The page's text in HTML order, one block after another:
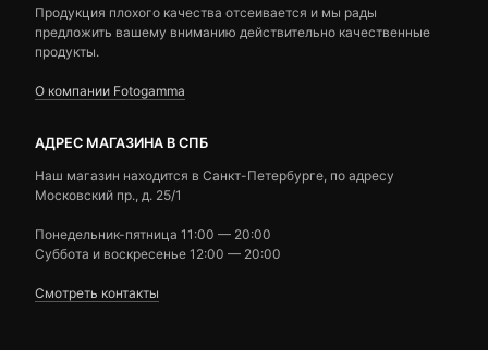
Продукция плохого качества отсеивается и мы рады
предложить вашему вниманию действительно качественные
продукты.
О компании Fotogamma
АДРЕС МАГАЗИНА В СПБ
Наш магазин находится в Санкт-Петербурге, по адресу
Московский пр., д. 25/1
Понедельник-пятница 11:00 — 20:00
Суббота и воскресенье 12:00 — 20:00
Смотреть контакты